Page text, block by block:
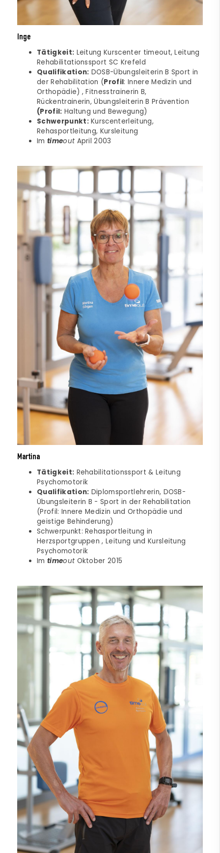
Inge
Tätigkeit: Leitung Kurscenter timeout, Leitung
Rehabilitationssport SC Krefeld
Qualifikation: DOSB-Übungsleiterin B Sport in
der Rehabilitation (Profil: Innere Medizin und
Orthopädie) , Fitnesstrainerin B,
Rückentrainerin, Übungsleiterin B Prävention
(Profil: Haltung und Bewegung)
Schwerpunkt:Kurscenterleitung,
Rehasportleitung, Kursleitung
Im timeout April 2003
Martina
Tätigkeit: Rehabilitationssport & Leitung
Psychomotorik
Qualifikation: Diplomsportlehrerin, DOSB-
Übungsleiterin B - Sport in der Rehabilitation
(Profil: Innere Medizin und Orthopädie und
geistige Behinderung)
Schwerpunkt: Rehasportleitung in
Herzsportgruppen , Leitung und Kursleitung
Psychomotorik
Im timeout Oktober 2015